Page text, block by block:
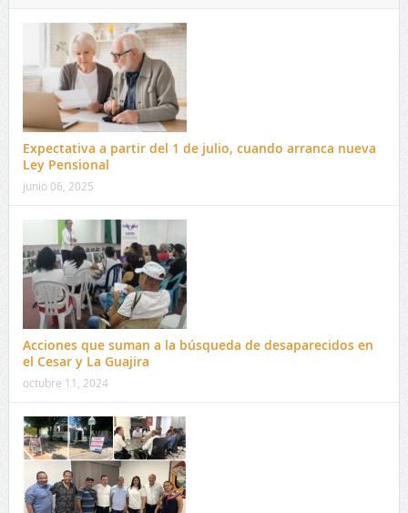
Expectativa a partir del 1 de julio, cuando arranca nueva
Ley Pensional
junio 06, 2025
Acciones que suman a la búsqueda de desaparecidos en
el Cesar y La Guajira
octubre 11, 2024